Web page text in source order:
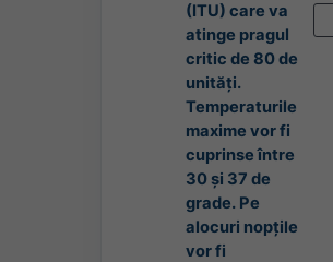
(ITU) care va
atinge pragul
critic de 80 de
unități.
Temperaturile
maxime vor fi
cuprinse între
30 și 37 de
grade. Pe
alocuri nopțile
vor fi